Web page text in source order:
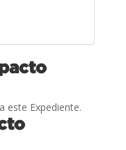
este Expediente.